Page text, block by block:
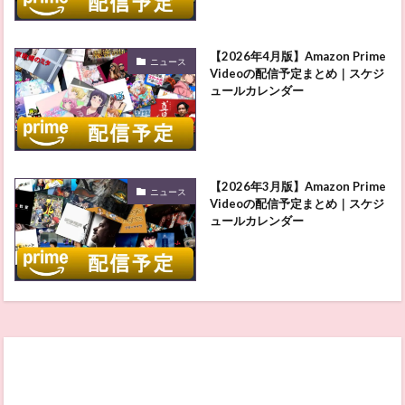
ニュース
【2026年4月版】Amazon Prime
Videoの配信予定まとめ｜スケジ
ュールカレンダー
ニュース
【2026年3月版】Amazon Prime
Videoの配信予定まとめ｜スケジ
ュールカレンダー